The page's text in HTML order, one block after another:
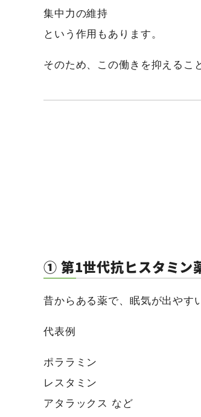
集中力の維持
という作用もあります。
そのため、この働きを抑えるこ
① 第1世代抗ヒスタミン
昔からある薬で、眠気が出やす
代表例
ポララミン
レスタミン
アタラックス など